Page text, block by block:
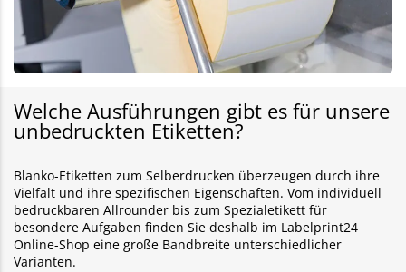
Welche Ausführungen gibt es für unsere
unbedruckten Etiketten?
Blanko-Etiketten zum Selberdrucken überzeugen durch ihre
Vielfalt und ihre spezifischen Eigenschaften. Vom individuell
bedruckbaren Allrounder bis zum Spezialetikett für
besondere Aufgaben finden Sie deshalb im Labelprint24
Online-Shop eine große Bandbreite unterschiedlicher
Varianten.